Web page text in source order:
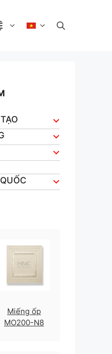
Miếng ốp
MO200-N8